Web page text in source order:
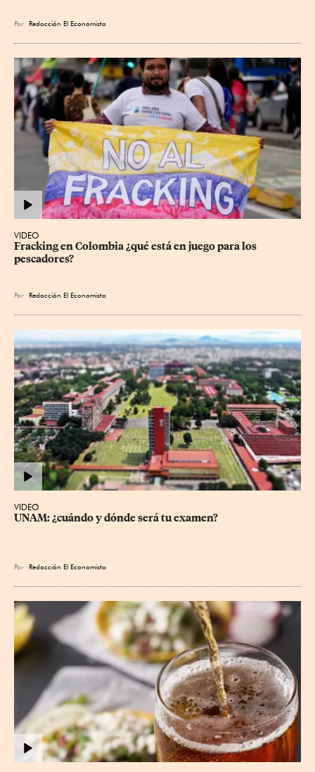
Por Redacción El Economista
VIDEO
Fracking en Colombia ¿qué está en juego para los
pescadores?
Por Redacción El Economista
VIDEO
UNAM: ¿cuándo y dónde será tu examen?
Por Redacción El Economista